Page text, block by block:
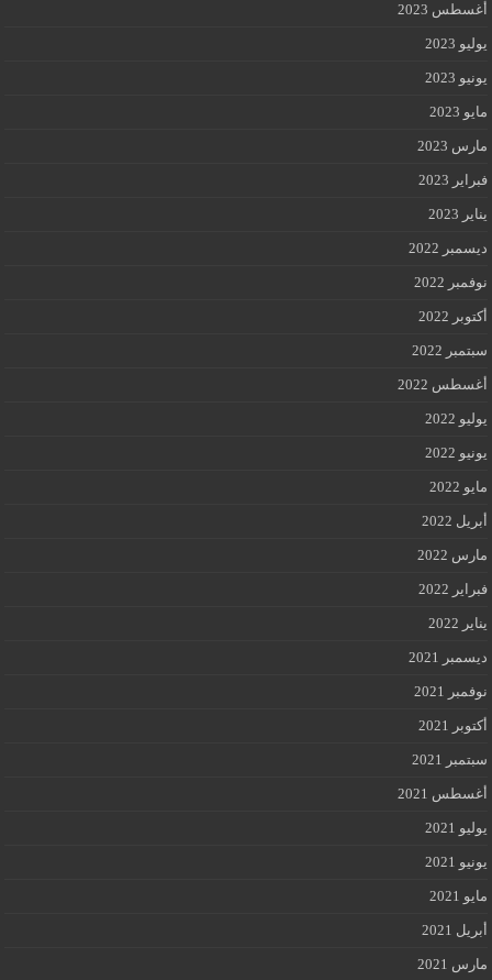
أغسطس 2023
يوليو 2023
يونيو 2023
مايو 2023
مارس 2023
فبراير 2023
يناير 2023
ديسمبر 2022
نوفمبر 2022
أكتوبر 2022
سبتمبر 2022
أغسطس 2022
يوليو 2022
يونيو 2022
مايو 2022
أبريل 2022
مارس 2022
فبراير 2022
يناير 2022
ديسمبر 2021
نوفمبر 2021
أكتوبر 2021
سبتمبر 2021
أغسطس 2021
يوليو 2021
يونيو 2021
مايو 2021
أبريل 2021
مارس 2021